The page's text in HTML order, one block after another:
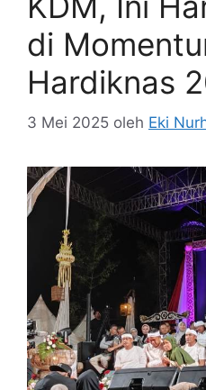
di
Hardiknas
3 Mei 2025 oleh Eki